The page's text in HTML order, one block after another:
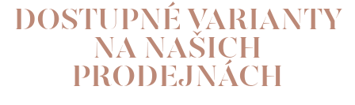
DOSTUPNÉ VARIANTY
NA NAŠICH
PRODEJNÁCH